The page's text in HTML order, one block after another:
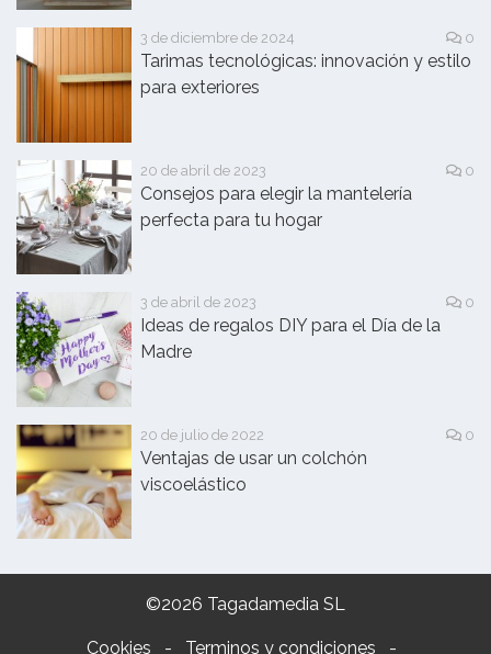
3 de diciembre de 2024 0
Tarimas tecnológicas: innovación y estilo
para exteriores
20 de abril de 2023 0
Consejos para elegir la mantelería
perfecta para tu hogar
3 de abril de 2023 0
Ideas de regalos DIY para el Día de la
Madre
20 de julio de 2022 0
Ventajas de usar un colchón
viscoelástico
©2026 Tagadamedia SL
Cookies - Terminos y condiciones -